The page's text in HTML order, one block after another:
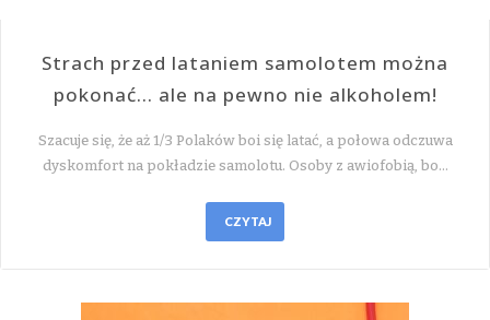
Strach przed lataniem samolotem można
pokonać… ale na pewno nie alkoholem!
Szacuje się, że aż 1/3 Polaków boi się latać, a połowa odczuwa
dyskomfort na pokładzie samolotu. Osoby z awiofobią, bo…
CZYTAJ